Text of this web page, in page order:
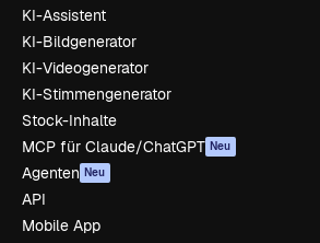
KI-Assistent
KI-Bildgenerator
KI-Videogenerator
KI-Stimmengenerator
Stock-Inhalte
MCP für Claude/ChatGPT Neu
Agenten Neu
API
Mobile App